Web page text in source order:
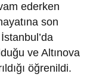
ederken
son
ve Altınova
öğrenildi.